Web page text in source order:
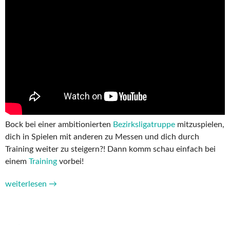
Bock bei einer ambitionierten Bezirksligatruppe mitzuspielen,
dich in Spielen mit anderen zu Messen und dich durch
Training weiter zu steigern?! Dann komm schau einfach bei
einem Training vorbei!
„Wir
weiterlesen →